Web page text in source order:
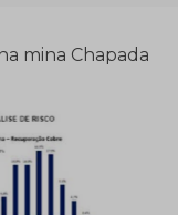
mina Chapada